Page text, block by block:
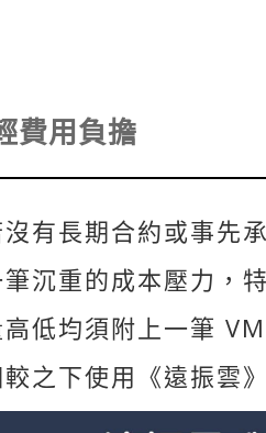
費用負擔
有長期合約或事先承
沉重的成本壓力，
低均須附上一筆
之下使用《遠振雲